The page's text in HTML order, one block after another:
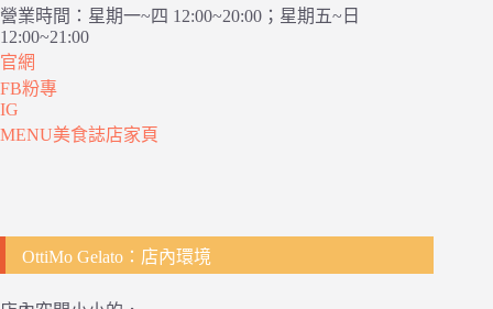
營業時間：星期一~四 12:00~20:00；星期五~日
12:00~21:00
官網
FB粉專
IG
MENU美食誌店家頁
OttiMo Gelato：店內環境